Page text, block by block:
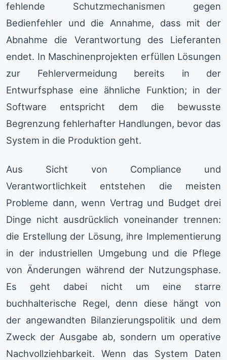
fehlende Schutzmechanismen gegen
Bedienfehler und die Annahme, dass mit der
Abnahme die Verantwortung des Lieferanten
endet. In Maschinenprojekten erfüllen Lösungen
zur Fehlervermeidung bereits in der
Entwurfsphase eine ähnliche Funktion; in der
Software entspricht dem die bewusste
Begrenzung fehlerhafter Handlungen, bevor das
System in die Produktion geht.
Aus Sicht von Compliance und
Verantwortlichkeit entstehen die meisten
Probleme dann, wenn Vertrag und Budget drei
Dinge nicht ausdrücklich voneinander trennen:
die Erstellung der Lösung, ihre Implementierung
in der industriellen Umgebung und die Pflege
von Änderungen während der Nutzungsphase.
Es geht dabei nicht um eine starre
buchhalterische Regel, denn diese hängt von
der angewandten Bilanzierungspolitik und dem
Zweck der Ausgabe ab, sondern um operative
Nachvollziehbarkeit. Wenn das System Daten